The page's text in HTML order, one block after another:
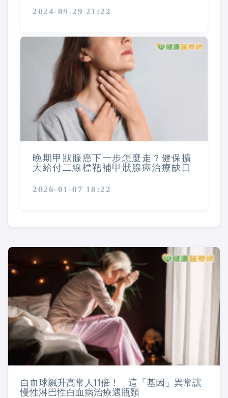
2024-09-29 21:22
晚期甲狀腺癌下一步怎麼走？健保擴
大給付二線標靶補甲狀腺癌治療缺口
2026-01-07 18:22
白血球飆升高常人11倍！ 這「基因」異常讓
慢性淋巴性白血病治療遇瓶頸